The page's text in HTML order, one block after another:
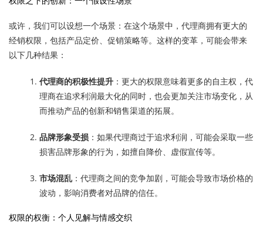
或许，我们可以设想一个场景：在这个场景中，代理商拥有更大的
经销权限，包括产品定价、促销策略等。这样的变革，可能会带来
以下几种结果：
代理商的积极性提升 ：更大的权限意味着更多的自主权，代
理商在追求利润最大化的同时，也会更加关注市场变化，从
而推动产品的创新和销售渠道的拓展。
品牌形象受损 ：如果代理商过于追求利润，可能会采取一些
损害品牌形象的行为，如擅自降价、虚假宣传等。
市场混乱 ：代理商之间的竞争加剧，可能会导致市场价格的
波动，影响消费者对品牌的信任。
权限的权衡：个人见解与情感交织